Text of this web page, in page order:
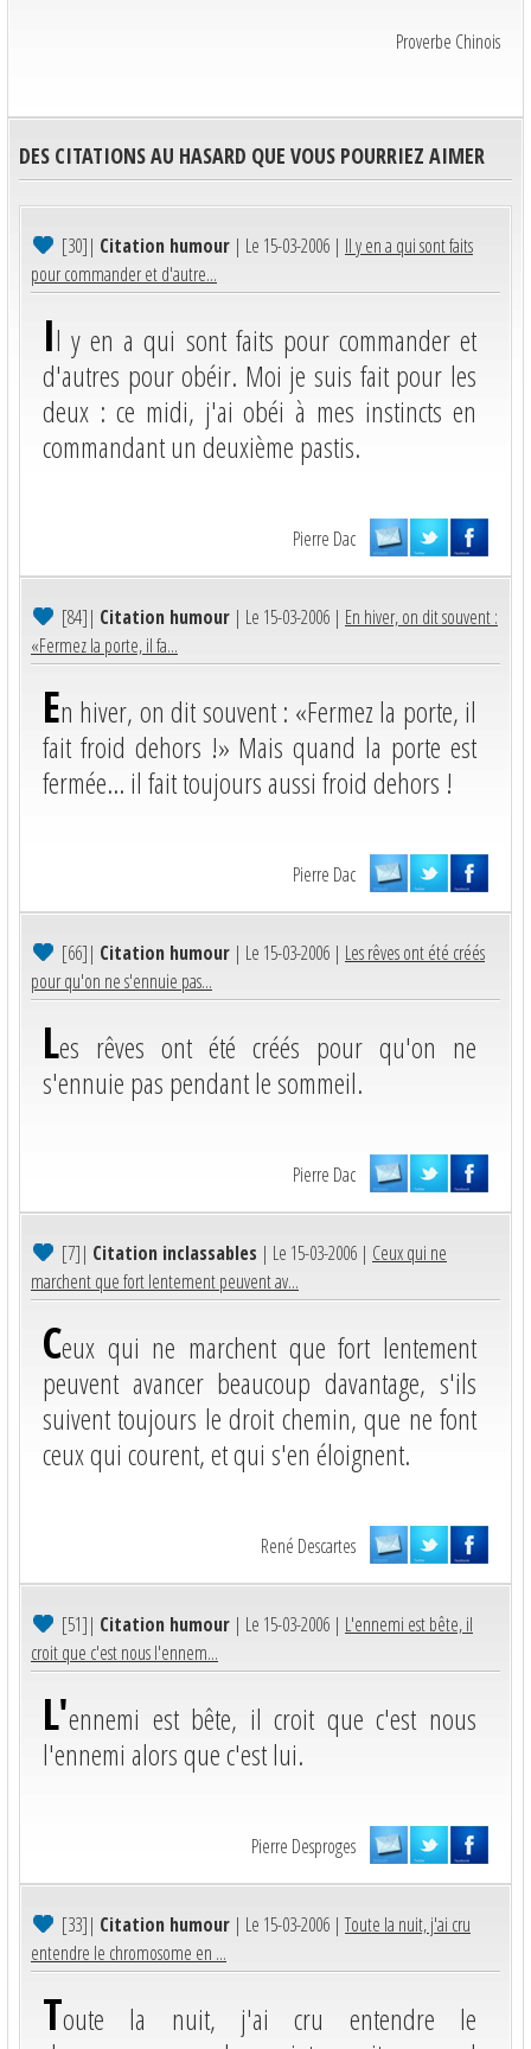
Proverbe Chinois
DES CITATIONS AU HASARD QUE VOUS POURRIEZ AIMER
[30]| Citation humour | Le 15-03-2006 | Il y en a qui sont faits
pour commander et d'autre...
Il y en a qui sont faits pour commander et
d'autres pour obéir. Moi je suis fait pour les
deux : ce midi, j'ai obéi à mes instincts en
commandant un deuxième pastis.
Pierre Dac
[84]| Citation humour | Le 15-03-2006 | En hiver, on dit souvent :
«Fermez la porte, il fa...
En hiver, on dit souvent : «Fermez la porte, il
fait froid dehors !» Mais quand la porte est
fermée… il fait toujours aussi froid dehors !
Pierre Dac
[66]| Citation humour | Le 15-03-2006 | Les rêves ont été créés
pour qu'on ne s'ennuie pas...
Les rêves ont été créés pour qu'on ne
s'ennuie pas pendant le sommeil.
Pierre Dac
[7]| Citation inclassables | Le 15-03-2006 | Ceux qui ne
marchent que fort lentement peuvent av...
Ceux qui ne marchent que fort lentement
peuvent avancer beaucoup davantage, s'ils
suivent toujours le droit chemin, que ne font
ceux qui courent, et qui s'en éloignent.
René Descartes
[51]| Citation humour | Le 15-03-2006 | L'ennemi est bête, il
croit que c'est nous l'ennem...
L'ennemi est bête, il croit que c'est nous
l'ennemi alors que c'est lui.
Pierre Desproges
[33]| Citation humour | Le 15-03-2006 |Toute la nuit, j'ai cru
entendre le chromosome en ...
Toute la nuit, j'ai cru entendre le